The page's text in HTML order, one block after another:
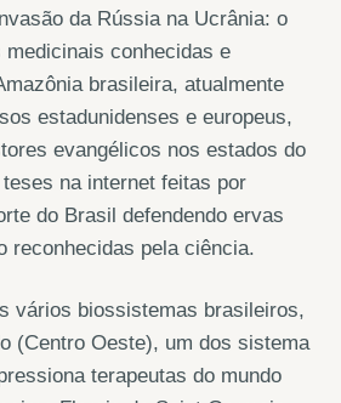
da Rússia na Ucrânia: o
conhecidas e
brasileira, atualmente
estadunidenses e europeus,
evangélicos nos estados do
na internet feitas por
do Brasil defendendo ervas
reconhecidas pela ciência.
vários biossistemas brasileiros,
(Centro Oeste), um dos sistema
terapeutas do mundo